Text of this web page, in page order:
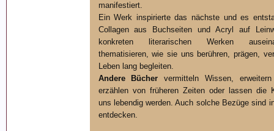
manifestiert.
Ein Werk inspirierte das nächste und es
Collagen aus Buchseiten und Acryl auf
konkreten literarischen Werken
thematisieren, wie sie uns berühren, prägen,
Leben lang begleiten.
Andere Bücher vermitteln Wissen,
erzählen von früheren Zeiten oder lassen die
uns lebendig werden. Auch solche Bezüge sind
entdecken.